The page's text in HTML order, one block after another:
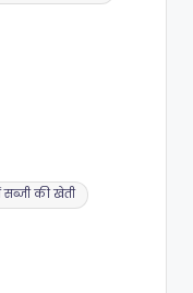
सब्जी की खेती